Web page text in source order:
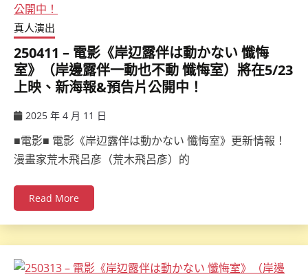
真人演出
250411 – 電影《岸辺露伴は動かない 懺悔
室》（岸邊露伴一動也不動 懺悔室）將在5/23
上映、新海報&預告片公開中！
2025 年 4 月 11 日
■電影■ 電影《岸辺露伴は動かない 懺悔室》更新情報！
漫畫家荒木飛呂彦（荒木飛呂彥）的
Read More